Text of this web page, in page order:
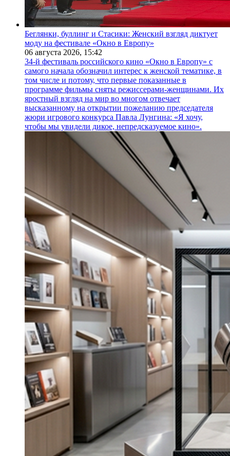
Беглянки, буллинг и Стасики: Женский взгляд диктует
моду на фестивале «Окно в Европу»
06 августа 2026, 15:42
34-й фестиваль российского кино «Окно в Европу» с
самого начала обозначил интерес к женской тематике, в
том числе и потому, что первые показанные в
программе фильмы сняты режиссерами-женщинами. Их
яростный взгляд на мир во многом отвечает
высказанному на открытии пожеланию председателя
жюри игрового конкурса Павла Лунгина: «Я хочу,
чтобы мы увидели дикое, непредсказуемое кино».